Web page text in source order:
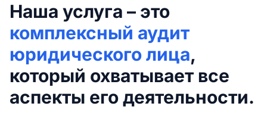
Наша услуга – это
комплексный аудит
юридического лица,
который охватывает все
аспекты его деятельности.